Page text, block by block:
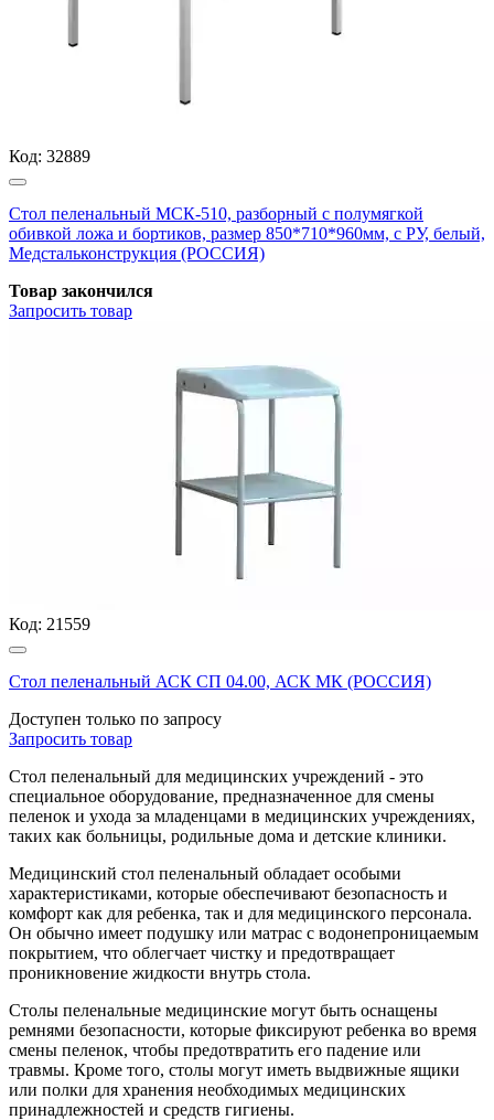
Код: 32889
Стол пеленальный МСК-510, разборный с полумягкой
обивкой ложа и бортиков, размер 850*710*960мм, с РУ, белый,
Медстальконструкция (РОССИЯ)
Товар закончился
Запросить товар
Код: 21559
Стол пеленальный АСК СП 04.00, АСК МК (РОССИЯ)
Доступен только по запросу
Запросить товар
Стол пеленальный для медицинских учреждений - это
специальное оборудование, предназначенное для смены
пеленок и ухода за младенцами в медицинских учреждениях,
таких как больницы, родильные дома и детские клиники.
Медицинский стол пеленальный обладает особыми
характеристиками, которые обеспечивают безопасность и
комфорт как для ребенка, так и для медицинского персонала.
Он обычно имеет подушку или матрас с водонепроницаемым
покрытием, что облегчает чистку и предотвращает
проникновение жидкости внутрь стола.
Столы пеленальные медицинские могут быть оснащены
ремнями безопасности, которые фиксируют ребенка во время
смены пеленок, чтобы предотвратить его падение или
травмы. Кроме того, столы могут иметь выдвижные ящики
или полки для хранения необходимых медицинских
принадлежностей и средств гигиены.